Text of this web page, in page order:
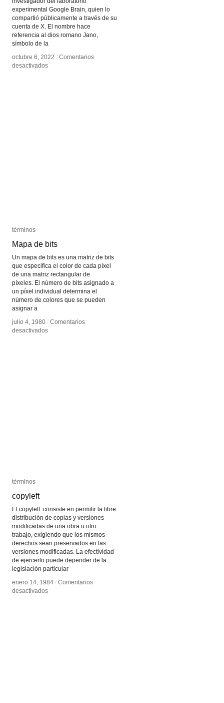
experimental Google Brain, quien lo
compartió públicamente a través de su
cuenta de X. El nombre hace
referencia al dios romano Jano,
símbolo de la
octubre 6, 2022 / Comentarios
desactivadosen
octubre 6, 2022 / Comentarios
desactivadosen
términos
Mapa de bits
Un mapa de bits es una matriz de bits
que especifica el color de cada píxel
de una matriz rectangular de
píxeles. El número de bits asignado a
un píxel individual determina el
número de colores que se pueden
asignar a
julio 4, 1980 / Comentarios
desactivadosen
términos
Mapa de bits
julio 4, 1980 / Comentarios
desactivadosen
términos
copyleft
El copyleft consiste en permitir la libre
distribución de copias y versiones
modificadas de una obra u otro
trabajo, exigiendo que los mismos
derechos sean preservados en las
versiones modificadas. La efectividad
de ejercerlo puede depender de la
legislación particular
enero 14, 1984 / Comentarios
desactivadosen
términos
copyleft
enero 14, 1984 / Comentarios
desactivadosen